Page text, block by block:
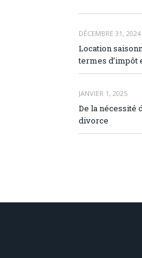
DÉCEMBRE 31, 2024
Location
termes d’impôt
JANVIER 1, 2025
De la nécessité
divorce